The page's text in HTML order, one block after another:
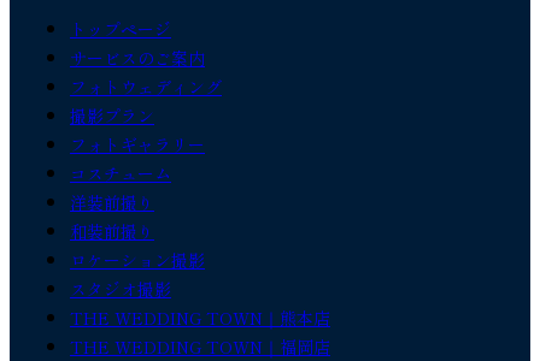
トップページ
サービスのご案内
フォトウェディング
撮影プラン
フォトギャラリー
コスチューム
洋装前撮り
和装前撮り
ロケーション撮影
スタジオ撮影
THE WEDDING TOWN｜熊本店
THE WEDDING TOWN｜福岡店